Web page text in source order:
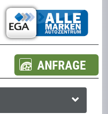
ANFRAGE